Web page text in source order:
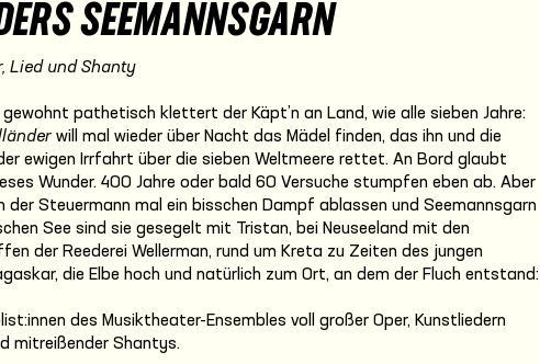
SEEMANNSGARN
Lied und Shanty
gewohnt pathetisch klettert der Käpt’n an Land, wie alle sieben Jahre:
will mal wieder über Nacht das Mädel finden, das ihn und die
ewigen Irrfahrt über die sieben Weltmeere rettet. An Bord glaubt
Wunder. 400 Jahre oder bald 60 Versuche stumpfen eben ab. Aber
der Steuermann mal ein bisschen Dampf ablassen und Seemannsgarn
See sind sie gesegelt mit Tristan, bei Neuseeland mit den
der Reederei Wellerman, rund um Kreta zu Zeiten des jungen
die Elbe hoch und natürlich zum Ort, an dem der Fluch entstand:
des Musiktheater-Ensembles voll großer Oper, Kunstliedern
mitreißender Shantys.